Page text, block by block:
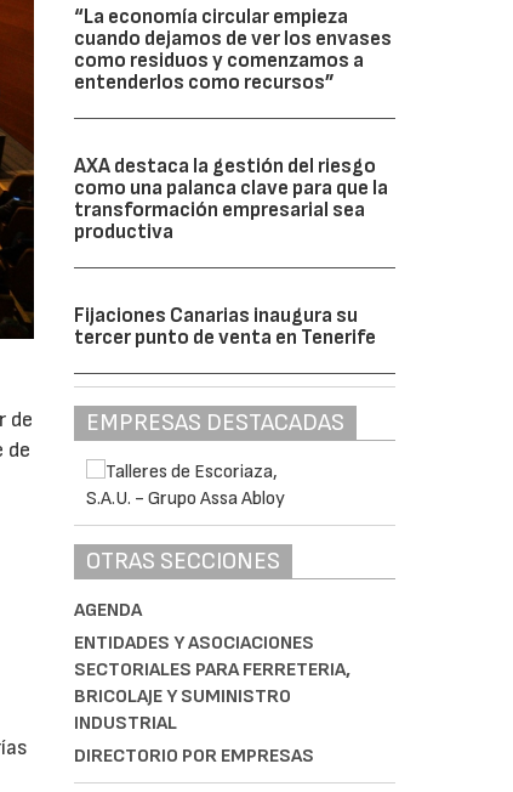
de
de
“La economía circular empieza
cuando dejamos de ver los envases
como residuos y comenzamos a
entenderlos como recursos”
AXA destaca la gestión del riesgo
como una palanca clave para que la
transformación empresarial sea
productiva
Fijaciones Canarias inaugura su
tercer punto de venta en Tenerife
EMPRESAS DESTACADAS
OTRAS SECCIONES
AGENDA
ENTIDADES Y ASOCIACIONES
SECTORIALES PARA FERRETERIA,
BRICOLAJE Y SUMINISTRO
INDUSTRIAL
DIRECTORIO POR EMPRESAS